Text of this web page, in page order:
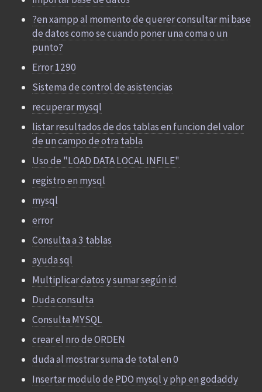
?en xampp al momento de querer consultar mi base
de datos como se cuando poner una coma o un
punto?
Error 1290
Sistema de control de asistencias
recuperar mysql
listar resultados de dos tablas en funcion del valor
de un campo de otra tabla
Uso de "LOAD DATA LOCAL INFILE"
registro en mysql
mysql
error
Consulta a 3 tablas
ayuda sql
Multiplicar datos y sumar según id
Duda consulta
Consulta MYSQL
crear el nro de ORDEN
duda al mostrar suma de total en 0
Insertar modulo de PDO mysql y php en godaddy